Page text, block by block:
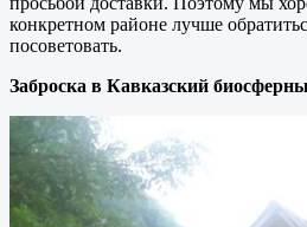
конкретном районе лучше
посоветовать.
Заброска в Кавказский